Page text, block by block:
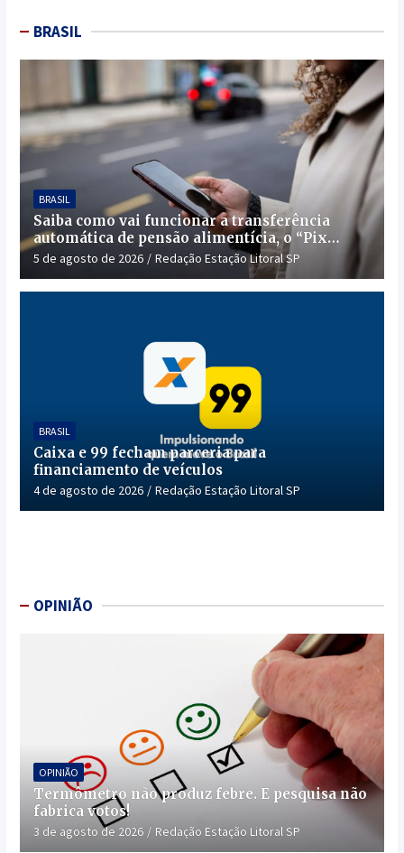
BRASIL
BRASIL
Saiba como vai funcionar a transferência
automática de pensão alimentícia, o “Pix
Pensão”
5 de agosto de 2026 Redação Estação Litoral SP
BRASIL
Caixa e 99 fecham parceria para
financiamento de veículos
4 de agosto de 2026 Redação Estação Litoral SP
OPINIÃO
OPINIÃO
Termômetro não produz febre. E pesquisa não
fabrica votos!
3 de agosto de 2026 Redação Estação Litoral SP